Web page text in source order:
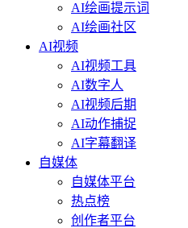
AI绘画提示词
AI绘画社区
AI视频
AI视频工具
AI数字人
AI视频后期
AI动作捕捉
AI字幕翻译
自媒体
自媒体平台
热点榜
创作者平台